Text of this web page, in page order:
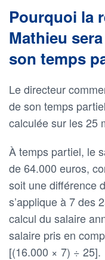
Pourquoi la
Mathieu
son temps
Le directeur
de son temps
calculée sur les 25
À temps partiel, le
de 64.000 euros,
soit une différence
s’applique à 7 des
calcul du salaire
salaire pris en
[(16.000 × 7) ÷ 25].